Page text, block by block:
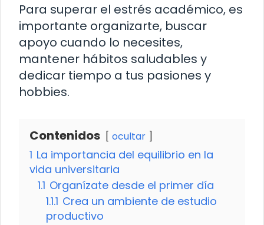
Para superar el estrés académico, es
importante organizarte, buscar
apoyo cuando lo necesites,
mantener hábitos saludables y
dedicar tiempo a tus pasiones y
hobbies.
Contenidos ocultar
1 La importancia del equilibrio en la
vida universitaria
1.1 Organízate desde el primer día
1.1.1 Crea un ambiente de estudio
productivo